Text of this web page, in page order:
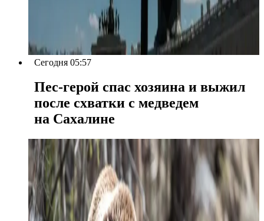
Сегодня 05:57
Пес-герой спас хозяина и выжил
после схватки с медведем
на Сахалине